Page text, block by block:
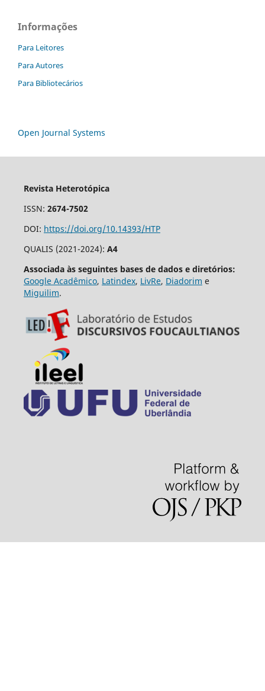
Informações
Para Leitores
Para Autores
Para Bibliotecários
Open Journal Systems
Revista Heterotópica
ISSN: 2674-7502
DOI: https://doi.org/10.14393/HTP
QUALIS (2021-2024): A4
Associada às seguintes bases de dados e diretórios:
Google Acadêmico, Latindex, LivRe, Diadorim e
Miguilim.